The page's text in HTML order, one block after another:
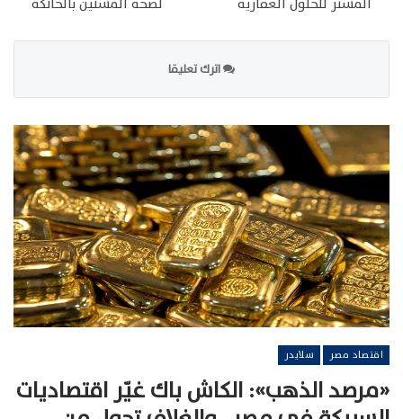
اترك تعليقا
اقتصاد مصر سلايدر
«مرصد الذهب»: الكاش باك غيّر اقتصاديات